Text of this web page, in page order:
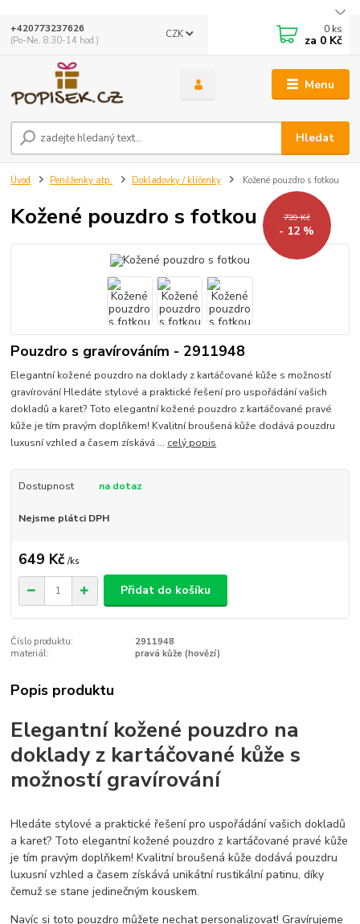
Menu
CZK
Hledat
+420773237626
(Po-Ne, 8:30-14 hod.)
0 ks
za 0 Kč
Úvod Peněženky atp. Dokladovky / klíčenky Kožené pouzdro s fotkou
Kožené pouzdro s fotkou 739 Kč
- 12 %
Pouzdro s gravírováním - 2911948
Elegantní kožené pouzdro na doklady z kartáčované kůže s možností
gravírování Hledáte stylové a praktické řešení pro uspořádání vašich
dokladů a karet? Toto elegantní kožené pouzdro z kartáčované pravé
kůže je tím pravým doplňkem! Kvalitní broušená kůže dodává pouzdru
luxusní vzhled a časem získává ... celý popis
Dostupnost na dotaz
Nejsme plátci DPH
649 Kč /ks
Přidat do košíku
Číslo produktu:
2911948
materiál:
pravá kůže (hovězí)
Popis produktu
Elegantní kožené pouzdro na
doklady z kartáčované kůže s
možností gravírování
Hledáte stylové a praktické řešení pro uspořádání vašich dokladů
a karet? Toto elegantní kožené pouzdro z kartáčované pravé kůže
je tím pravým doplňkem! Kvalitní broušená kůže dodává pouzdru
luxusní vzhled a časem získává unikátní rustikální patinu, díky
čemuž se stane jedinečným kouskem.
Navíc si toto pouzdro můžete nechat personalizovat! Gravírujeme